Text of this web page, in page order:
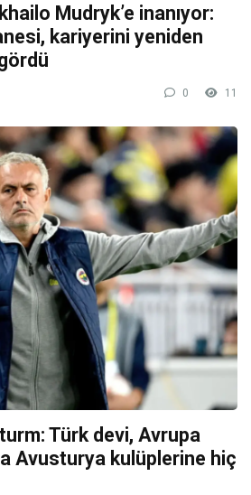
Mudryk’e inanıyor:
kariyerini yeniden
0 11
Türk devi, Avrupa
Avusturya kulüplerine hiç